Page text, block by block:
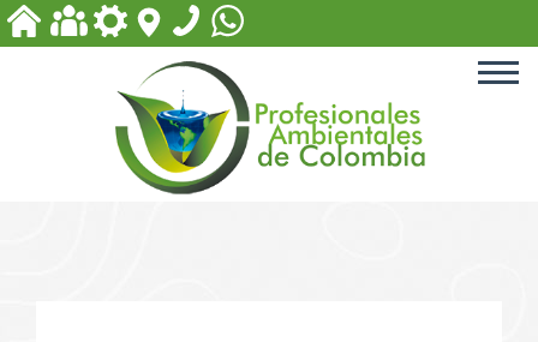
ACCESORIOS PARA PISCINA
EQUIPOS PARA PLANTAS
DE TRATAMIENTO
PRODUCTOS PARA PISCINAS